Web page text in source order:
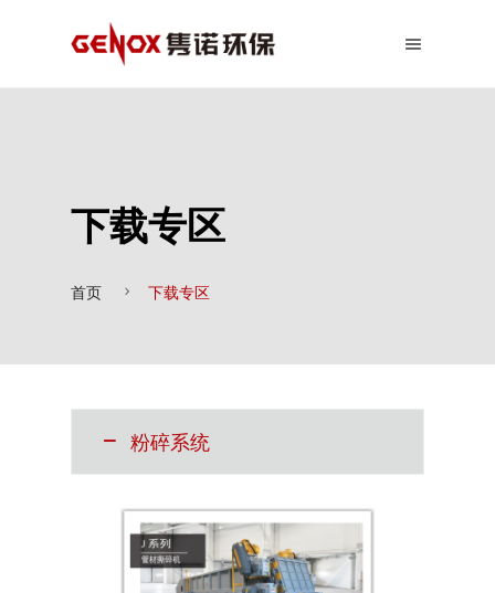
下载专区
首页 下载专区
粉碎系统